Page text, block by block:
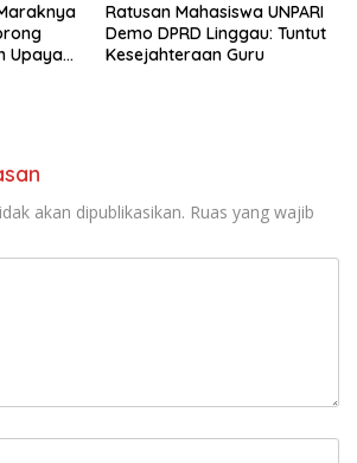
Upaya
Ratusan Mahasiswa UNPARI
Demo DPRD Linggau: Tuntut
Kesejahteraan Guru
akan dipublikasikan. Ruas yang wajib